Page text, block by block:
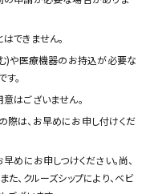
できません。
)や医療機器のお持込が必要な
。
はございません。
は、お早めにお申し付けくだ
めにお申しつけください。尚、
、クルーズシップにより、ベビ